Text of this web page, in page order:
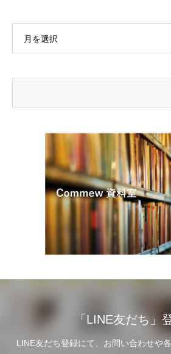
月を選択
「LINE友だち」
LINE友だち登録にて、お問い合わせや